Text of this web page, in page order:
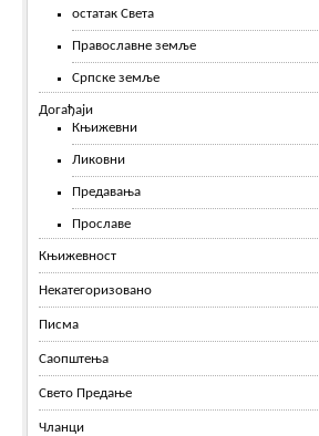
остатак Света
Православне земље
Српске земље
Догађаји
Књижевни
Ликовни
Предавања
Прославе
Књижевност
Некатегоризовано
Писма
Саопштења
Свето Предање
Чланци